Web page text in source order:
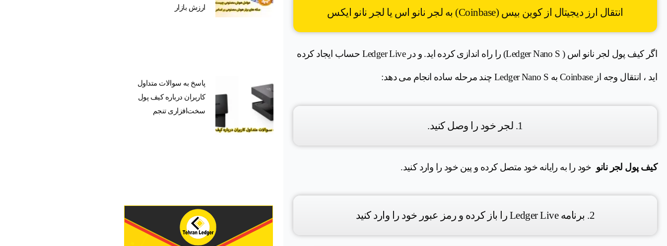
انتقال ارز دیجیتال از کوین بیس (Coinbase) به لجر نانو اس یا لجر نانو ایکس
اگر کیف پول لجر نانو اس ( Ledger Nano S) را راه اندازی کرده اید. و در Ledger Live حساب ایجاد کرده
اید ، انتقال وجه از Coinbase به Ledger Nano S چند مرحله ساده انجام می دهد:
1. لجر خود را وصل کنید.
کیف پول لجر نانو خود را به رایانه خود متصل کرده و پین خود را وارد کنید.
2. برنامه Ledger Live را باز کرده و رمز عبور خود را وارد کنید
ارزش بازار
پاسخ به سوالات متداول
کاربران درباره کیف پول
سخت‌افزاری تنجم